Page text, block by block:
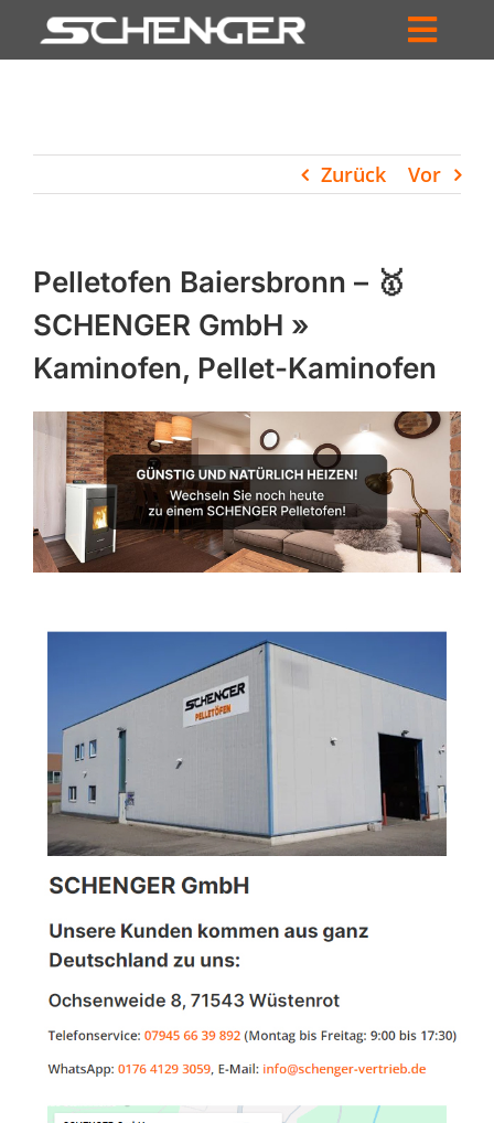
Inhalt
HÄNDLERSUCHE
UNTERNEHMEN
PROFIL
WARENKORB
PRODUCTS
SEARCH
Zurück Vor
Pelletofen Baiersbronn – 🥇
SCHENGER GmbH »
Kaminofen, Pellet-Kaminofen